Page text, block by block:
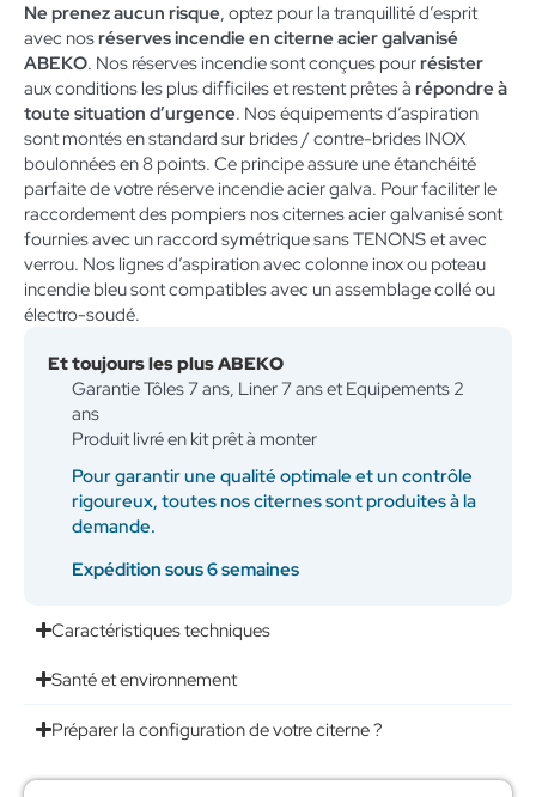
Ne prenez aucun risque, optez pour la tranquillité d’esprit
avec nosréserves incendie en citerne acier galvanisé
ABEKO. Nos réserves incendie sont conçues pourrésister
aux conditions les plus difficiles et restent prêtes à répondre à
toute situation d’urgence. Nos équipements d’aspiration
sont montés en standard sur brides / contre-brides INOX
boulonnées en 8 points. Ce principe assure une étanchéité
parfaite de votre réserve incendie acier galva. Pour faciliter le
raccordement des pompiers nos citernes acier galvanisé sont
fournies avec un raccord symétrique sans TENONS et avec
verrou. Nos lignes d’aspiration avec colonne inox ou poteau
incendie bleu sont compatibles avec un assemblage collé ou
électro-soudé.
Et toujours les plus ABEKO
Garantie Tôles 7 ans, Liner 7 ans et Equipements 2
ans
Produit livré en kit prêt à monter
Pour garantir une qualité optimale et un contrôle
rigoureux, toutes nos citernes sont produites à la
demande.
Expédition sous 6 semaines
Caractéristiques techniques
Santé et environnement
Préparer la configuration de votre citerne ?